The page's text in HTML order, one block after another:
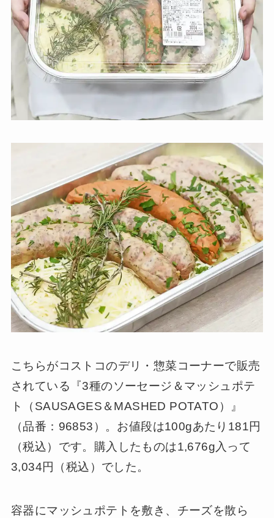
こちらがコストコのデリ・惣菜コーナーで販売
されている『3種のソーセージ＆マッシュポテ
ト（SAUSAGES＆MASHED POTATO）』
（品番：96853）。お値段は100gあたり181円
（税込）です。購入したものは1,676g入って
3,034円（税込）でした。
容器にマッシュポテトを敷き、チーズを散ら